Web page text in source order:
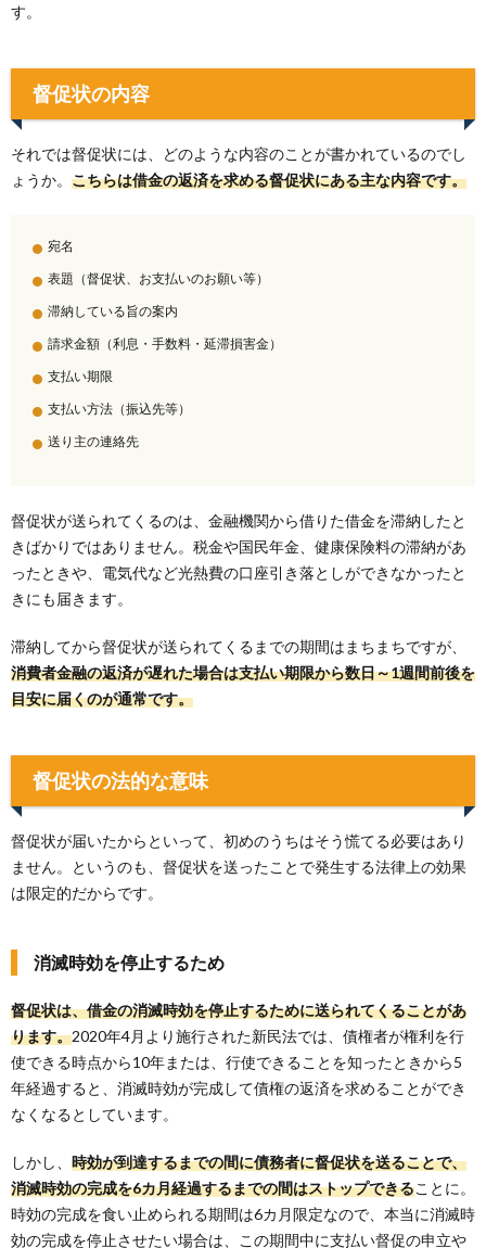
す。
督促状の内容
それでは督促状には、どのような内容のことが書かれているのでし
ょうか。 こちらは借金の返済を求める督促状にある主な内容です。
宛名
表題（督促状、お支払いのお願い等）
滞納している旨の案内
請求金額（利息・手数料・延滞損害金）
支払い期限
支払い方法（振込先等）
送り主の連絡先
督促状が送られてくるのは、金融機関から借りた借金を滞納したと
きばかりではありません。税金や国民年金、健康保険料の滞納があ
ったときや、電気代など光熱費の口座引き落としができなかったと
きにも届きます。
滞納してから督促状が送られてくるまでの期間はまちまちですが、
消費者金融の返済が遅れた場合は支払い期限から数日～1週間前後を
目安に届くのが通常です。
督促状の法的な意味
督促状が届いたからといって、初めのうちはそう慌てる必要はあり
ません。というのも、督促状を送ったことで発生する法律上の効果
は限定的だからです。
消滅時効を停止するため
督促状は、借金の消滅時効を停止するために送られてくることがあ
ります。2020年4月より施行された新民法では、債権者が権利を行
使できる時点から10年または、行使できることを知ったときから5
年経過すると、消滅時効が完成して債権の返済を求めることができ
なくなるとしています。
しかし、 時効が到達するまでの間に債務者に督促状を送ることで、
消滅時効の完成を6カ月経過するまでの間はストップできることに。
時効の完成を食い止められる期間は6カ月限定なので、本当に消滅時
効の完成を停止させたい場合は、この期間中に支払い督促の申立や